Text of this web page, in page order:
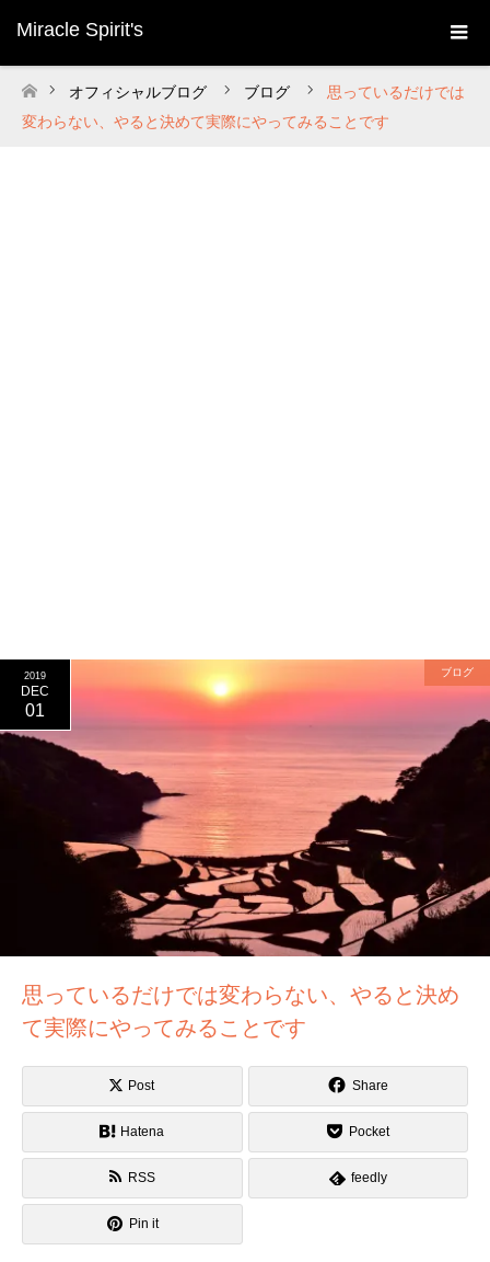
Miracle Spirit's
ホーム
オフィシャルブログ ブログ
思っているだけでは
変わらない、やると決めて実際にやってみることです
2019
DEC
01
ブログ
思っているだけでは変わらない、やると決め
て実際にやってみることです
Post Share
Hatena Pocket
RSS feedly
Pin it